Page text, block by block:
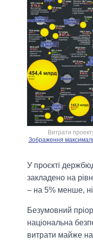
Витрати
Зображення
У проєкті
закладено на
– на 5% менше,
Безумовний
національна
витрати майже на